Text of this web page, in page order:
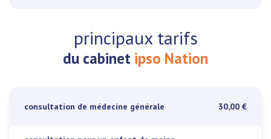
principaux tarifs
du cabinet ipso Nation
consultation de médecine générale 30,00 €